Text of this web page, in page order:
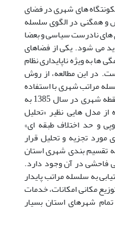
های شهری در فضای
و همگنی در الگوی سلسله
های نادرست سیاسی و بعضا
می شود. یکی از فضاهای
ها به ویژه ناپایداری نظام
در این مطالعه، از روش
مراتب شهری با استفاده
از مدل های کمی بهره گرفته شده و 21 نقطه شهری در سال 1385 به
از مدل هایی نظیر «تحلیل
و حد اختلاف طبقه ای»
تجزیه و تحلیل قرار
تقسیم بندی شهری استان
فاحشی در آن وجود دارد.
به سلسله مراتب پایدار
مکانی امکانات، خدمات
شهرهای استان بسیار